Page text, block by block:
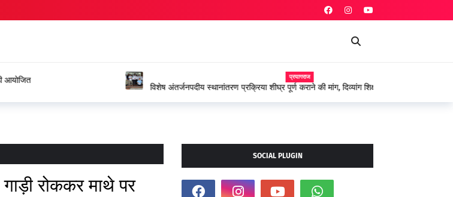
विशेष अंतर्जनपदीय स्थानांतरण प्रक्रिया शीघ्र पूर्ण कराने की मांग, दिव्यांग शिक्षकों ने शासन के प्रति
गाड़ी रोककर माथे पर
SOCIAL PLUGIN